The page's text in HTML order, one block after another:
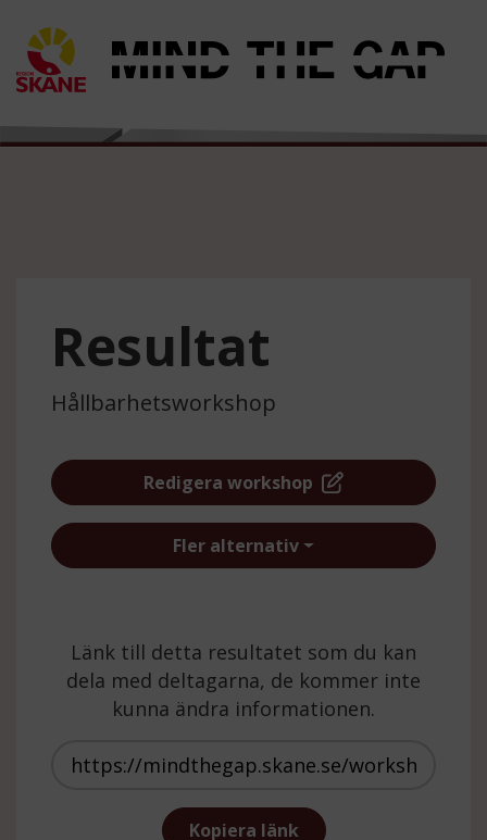
Resultat
Hållbarhetsworkshop
Redigera workshop
Fler alternativ
Länk till detta resultatet som du kan
dela med deltagarna, de kommer inte
kunna ändra informationen.
https://mindthegap.skane.se/
Kopiera länk